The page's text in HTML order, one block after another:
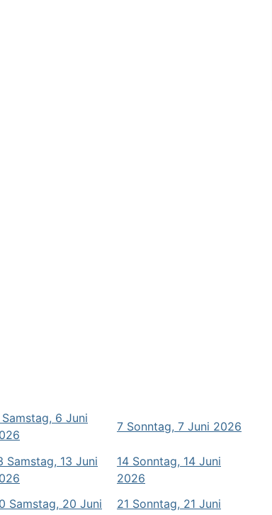
Samstag, 6 Juni
7 Sonntag, 7 Juni 2026
Samstag, 13 Juni
14 Sonntag, 14 Juni
2026
Samstag, 20 Juni
21 Sonntag, 21 Juni